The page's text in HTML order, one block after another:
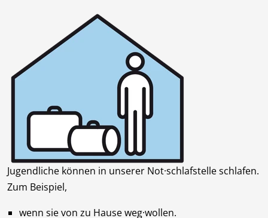
Jugendliche können in unserer Not·schlafstelle schlafen.
Zum Beispiel,
wenn sie von zu Hause weg·wollen.